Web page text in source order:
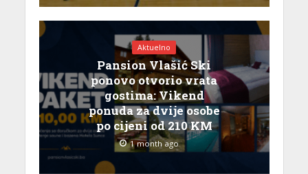
Aktuelno
Pansion Vlašić Ski
ponovo otvorio vrata
gostima: Vikend
ponuda za dvije osobe
po cijeni od 210 KM
1 month ago